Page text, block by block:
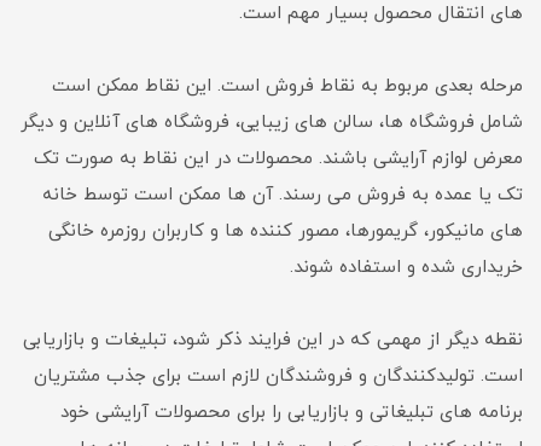
های انتقال محصول بسیار مهم است.
مرحله بعدی مربوط به نقاط فروش است. این نقاط ممکن است
شامل فروشگاه ها، سالن های زیبایی، فروشگاه های آنلاین و دیگر
معرض لوازم آرایشی باشند. محصولات در این نقاط به صورت تک
تک یا عمده به فروش می رسند. آن ها ممکن است توسط خانه
های مانیکور، گریمورها، مصور کننده ها و کاربران روزمره خانگی
خریداری شده و استفاده شوند.
نقطه دیگر از مهمی که در این فرایند ذکر شود، تبلیغات و بازاریابی
است. تولیدکنندگان و فروشندگان لازم است برای جذب مشتریان
برنامه های تبلیغاتی و بازاریابی را برای محصولات آرایشی خود